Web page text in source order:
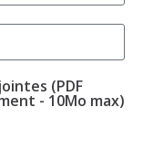
(PDF
- 10Mo max)